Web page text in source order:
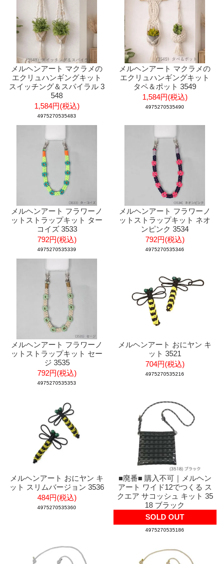
メルヘンアート マクラメの
エクリュハンギングキット
スイッチング＆スパイラル 3
548
1,584円(税込)
4975270535483
メルヘンアート マクラメの
エクリュハンギングキット
タペ＆ポット 3549
1,584円(税込)
4975270535490
メルヘンアート フラワーノ
ットストラップキット ター
コイズ 3533
792円(税込)
4975270535339
メルヘンアート フラワーノ
ットストラップキット ネオ
ンピンク 3534
792円(税込)
4975270535346
メルヘンアート フラワーノ
ットストラップキット セー
ジ 3535
792円(税込)
4975270535353
メルヘンアート おにヤン キ
ット 3521
704円(税込)
4975270535216
メルヘンアート おにヤン キ
ット スリムバージョン 3536
484円(税込)
4975270535360
■廃番■ 購入不可｜メルヘン
アート ワイド12でつくる ス
クエア サコッシュ キット 35
18 ブラック
SOLD OUT
4975270535186